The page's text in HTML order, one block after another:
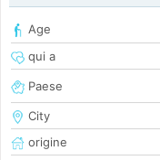
Age
qui a
Paese
City
origine